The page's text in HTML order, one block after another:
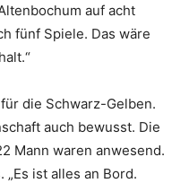
auf acht
fünf Spiele. Das wäre
die Schwarz-Gelben.
auch bewusst. Die
Mann waren anwesend.
ist alles an Bord.